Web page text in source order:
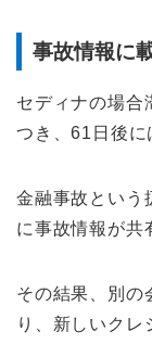
事故情報に
セディナの場合
つき、61日後に
金融事故という
に事故情報が共
その結果、別の
り、新しいクレ